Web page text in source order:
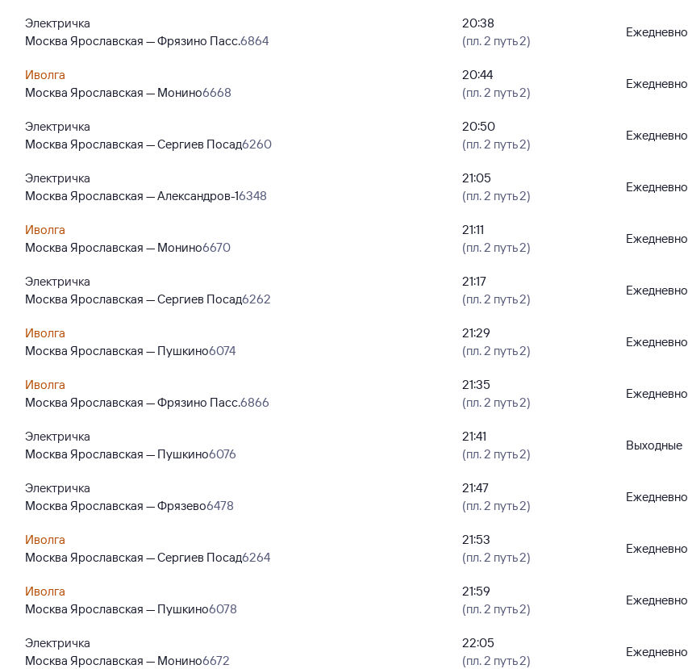
Электричка
Москва Ярославская — Фрязино Пасс.6864
20:38
(пл. 2 путь 2)
Ежедневно
Иволга
Москва Ярославская — Монино6668
20:44
(пл. 2 путь 2)
Ежедневно
Электричка
Москва Ярославская — Сергиев Посад6260
20:50
(пл. 2 путь 2)
Ежедневно
Электричка
Москва Ярославская — Александров-16348
21:05
(пл. 2 путь 2)
Ежедневно
Иволга
Москва Ярославская — Монино6670
21:11
(пл. 2 путь 2)
Ежедневно
Электричка
Москва Ярославская — Сергиев Посад6262
21:17
(пл. 2 путь 2)
Ежедневно
Иволга
Москва Ярославская — Пушкино6074
21:29
(пл. 2 путь 2)
Ежедневно
Иволга
Москва Ярославская — Фрязино Пасс.6866
21:35
(пл. 2 путь 2)
Ежедневно
Электричка
Москва Ярославская — Пушкино6076
21:41
(пл. 2 путь 2)
Выходные
Электричка
Москва Ярославская — Фрязево6478
21:47
(пл. 2 путь 2)
Ежедневно
Иволга
Москва Ярославская — Сергиев Посад6264
21:53
(пл. 2 путь 2)
Ежедневно
Иволга
Москва Ярославская — Пушкино6078
21:59
(пл. 2 путь 2)
Ежедневно
Электричка
Москва Ярославская — Монино6672
22:05
(пл. 2 путь 2)
Ежедневно